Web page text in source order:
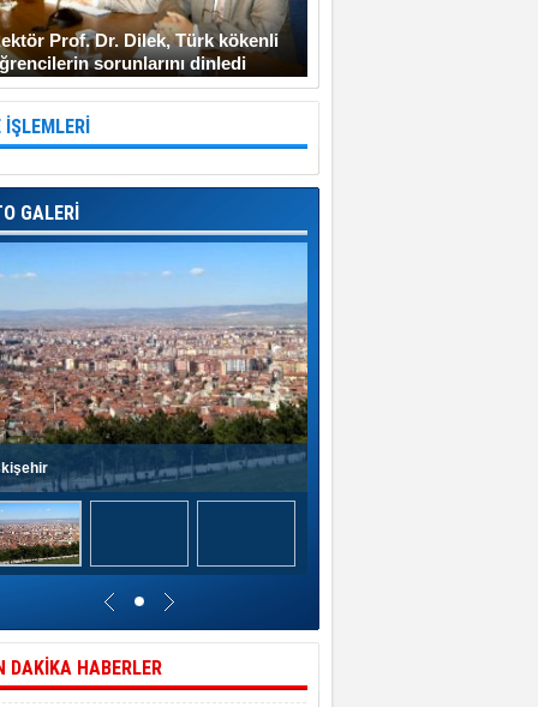
Prof. Dr. Dilek, Türk kökenli
sorunlarını dinledi
İŞLEMLERİ
GALERİ
DAKİKA HABERLER